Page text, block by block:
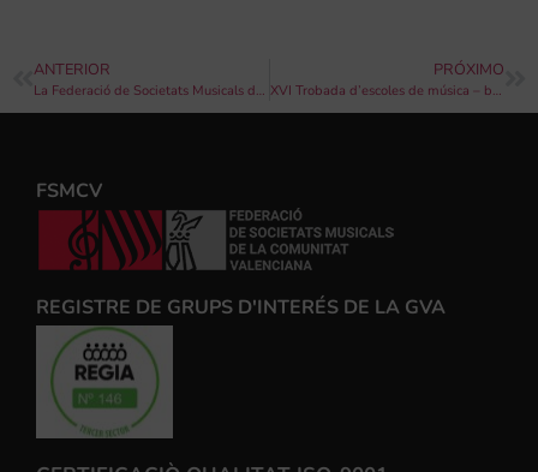
ANTERIOR
La Federació de Societats Musicals de la Comunitat Valenciana celebra la primera Assemblea General de 2024
PRÓXIMO
XVI Trobada d’escoles de música – bandes juvenils de la comarca de la Plana Alta (Castelló)
FSMCV
REGISTRE DE GRUPS D'INTERÉS DE LA GVA